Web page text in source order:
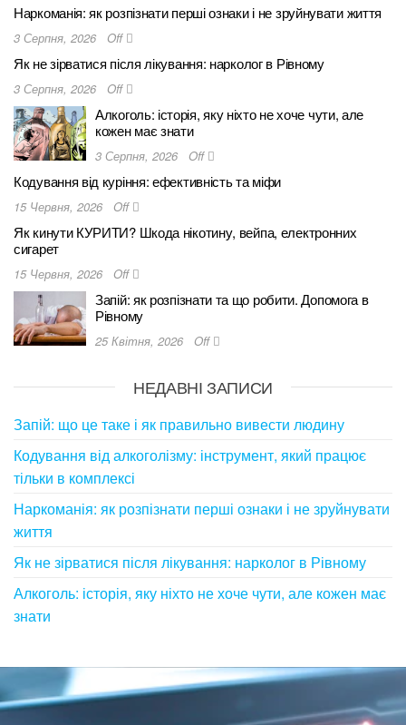
Наркоманія: як розпізнати перші ознаки і не зруйнувати життя
3 Серпня, 2026 Off
Як не зірватися після лікування: нарколог в Рівному
3 Серпня, 2026 Off
Алкоголь: історія, яку ніхто не хоче чути, але
кожен має знати
3 Серпня, 2026 Off
Кодування від куріння: ефективність та міфи
15 Червня, 2026 Off
Як кинути КУРИТИ? Шкода нікотину, вейпа, електронних
сигарет
15 Червня, 2026 Off
Запій: як розпізнати та що робити. Допомога в
Рівному
25 Квітня, 2026 Off
НЕДАВНІ ЗАПИСИ
Запій: що це таке і як правильно вивести людину
Кодування від алкоголізму: інструмент, який працює
тільки в комплексі
Наркоманія: як розпізнати перші ознаки і не зруйнувати
життя
Як не зірватися після лікування: нарколог в Рівному
Алкоголь: історія, яку ніхто не хоче чути, але кожен має
знати